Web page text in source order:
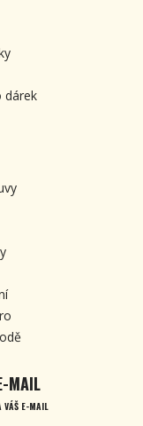
dárek
MAIL
VÁŠ E-MAIL